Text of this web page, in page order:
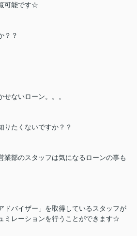
可能です☆
？？
ないローン。。。
りたくないですか？？
業部のスタッフは気になるローンの事も
ドバイザー」を取得しているスタッフが
ミレーションを行うことができます☆